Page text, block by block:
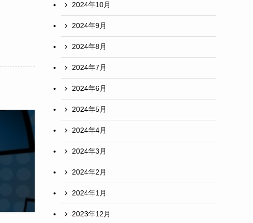
2024年10月
2024年9月
2024年8月
2024年7月
2024年6月
2024年5月
2024年4月
2024年3月
2024年2月
2024年1月
2023年12月